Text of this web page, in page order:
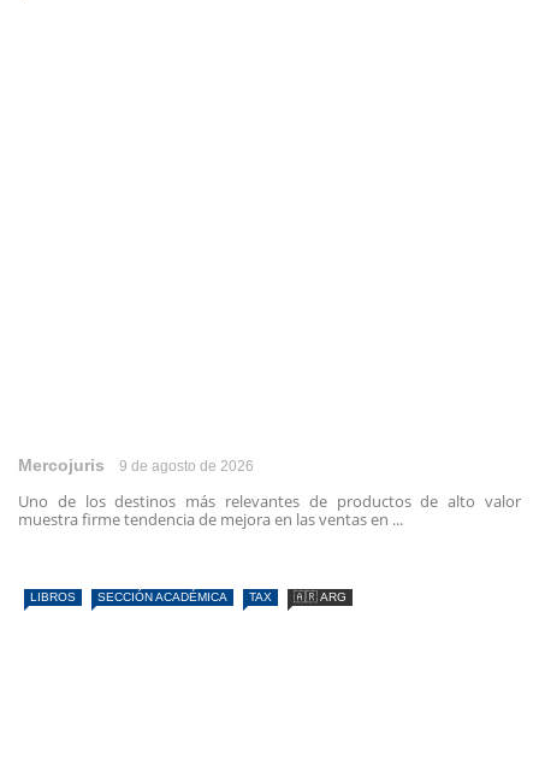
Mercojuris 9 de agosto de 2026
Uno de los destinos más relevantes de productos de alto valor
muestra firme tendencia de mejora en las ventas en ...
LIBROS SECCIÓN ACADÉMICA TAX 🇦🇷 ARG